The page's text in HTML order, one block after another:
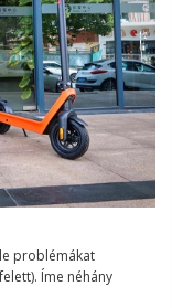
problémákat
Íme néhány